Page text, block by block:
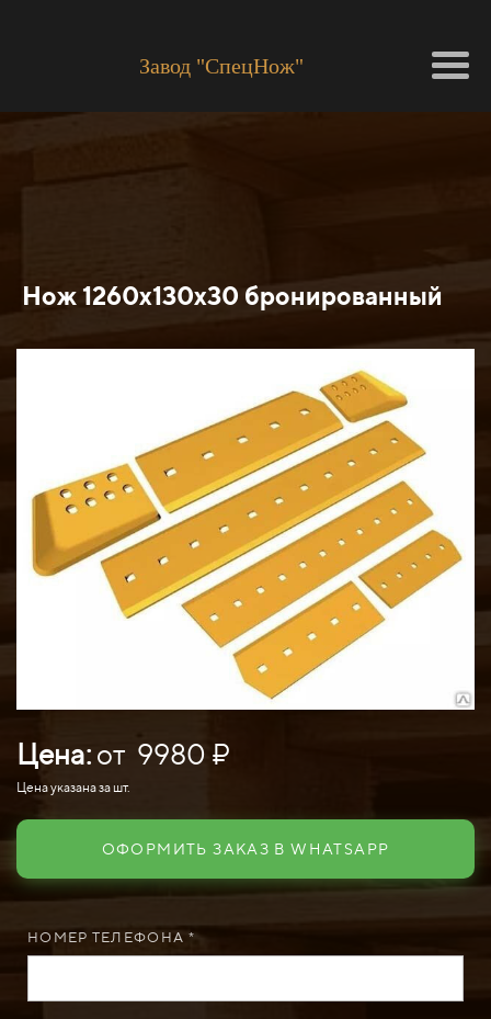
Завод "СпецНож"
Нож 1260х130х30 бронированный
Цена:от 9980 ₽
Цена указана за шт.
ОФОРМИТЬ ЗАКАЗ В WHATSAPP
НОМЕР ТЕЛЕФОНА *